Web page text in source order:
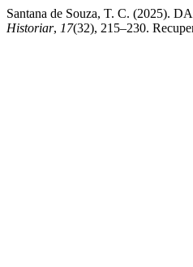
Santana de Souza, T. C. (2025).
Historiar, 17(32), 215–230.